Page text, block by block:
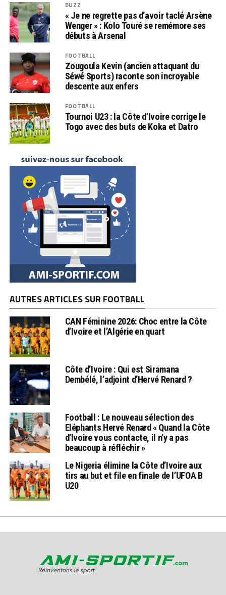
BUZZ
« Je ne regrette pas d’avoir taclé Arsène
Wenger » : Kolo Touré se remémore ses
débuts à Arsenal
FOOTBALL
Zougoula Kevin (ancien attaquant du
Séwé Sports) raconte son incroyable
descente aux enfers
FOOTBALL
Tournoi U23 : la Côte d’Ivoire corrige le
Togo avec des buts de Koka et Datro
AUTRES ARTICLES SUR FOOTBALL
CAN Féminine 2026: Choc entre la Côte
d’Ivoire et l’Algérie en quart
Côte d’Ivoire : Qui est Siramana
Dembélé, l’adjoint d’Hervé Renard ?
Football : Le nouveau sélection des
Eléphants Hervé Renard « Quand la Côte
d’Ivoire vous contacte, il n’y a pas
beaucoup à réfléchir »
Le Nigeria élimine la Côte d’Ivoire aux
tirs au but et file en finale de l’UFOA B
U20